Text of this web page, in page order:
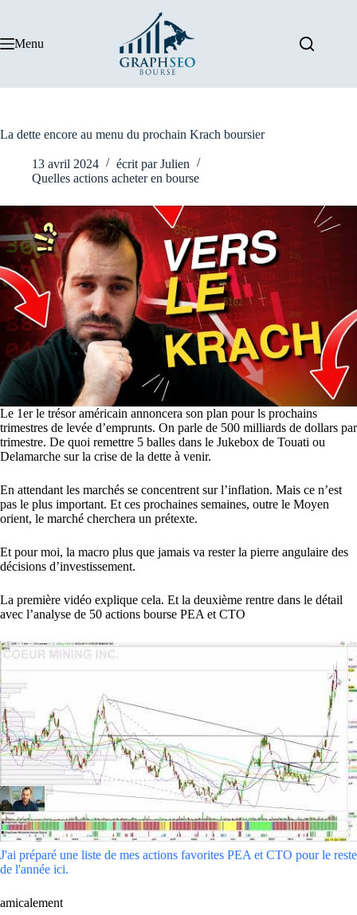
Menu
La dette encore au menu du prochain Krach boursier
13 avril 2024 écrit par Julien
Quelles actions acheter en bourse
Le 1er le trésor américain annoncera son plan pour ls prochains
trimestres de levée d’emprunts. On parle de 500 milliards de dollars par
trimestre. De quoi remettre 5 balles dans le Jukebox de Touati ou
Delamarche sur la crise de la dette à venir.
En attendant les marchés se concentrent sur l’inflation. Mais ce n’est
pas le plus important. Et ces prochaines semaines, outre le Moyen
orient, le marché cherchera un prétexte.
Et pour moi, la macro plus que jamais va rester la pierre angulaire des
décisions d’investissement.
La première vidéo explique cela. Et la deuxième rentre dans le détail
avec l’analyse de 50 actions bourse PEA et CTO
J'ai préparé une liste de mes actions favorites PEA et CTO pour le reste
de l'année ici.
amicalement